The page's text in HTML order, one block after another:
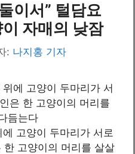
이서” 털담요
자매의 낮잠
: 나지홍 기자
고양이 두마리가 서로
고양이의 머리를 살살